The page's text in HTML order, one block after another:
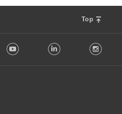
Top
Youtube LinkedIn